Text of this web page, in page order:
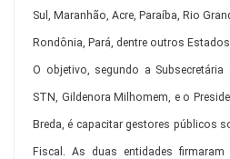
Sul, Maranhão, Acre, Paraíba, Rio
Rondônia, Pará, dentre outros
O objetivo, segundo a Subsecretária
STN, Gildenora Milhomem, e o
Breda, é capacitar gestores públicos
Fiscal. As duas entidades